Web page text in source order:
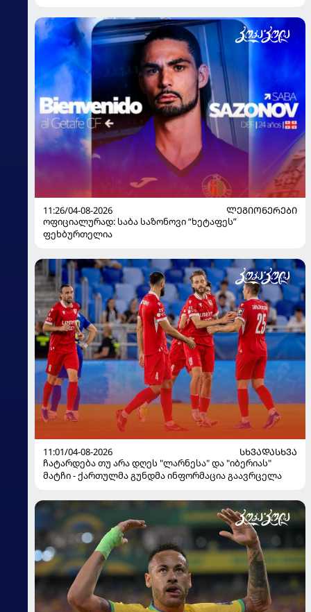
11:26/04-08-2026
ᲚᲔᲒᲘᲝᲜᲔᲠᲔᲑᲘ
ოფიციალურად: საბა საზონოვი “ხეტაფეს”
ფეხბურთელია
11:01/04-08-2026
ᲡᲮᲕᲐᲓᲐᲡᲮᲕᲐ
ჩატარდება თუ არა დღეს "ლარნესა" და "იბერიას"
მატჩი - ქართულმა გუნდმა ინფორმაცია გაავრცელა